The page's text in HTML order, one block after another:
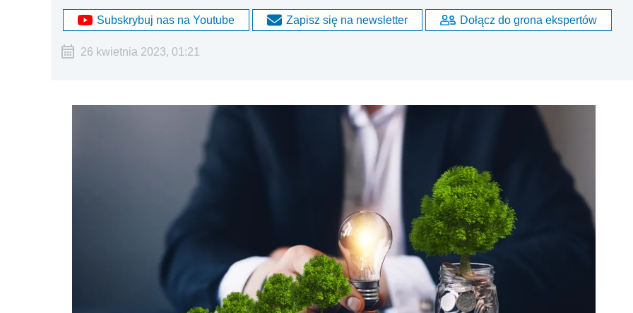
Subskrybuj nas na Youtube Zapisz się na newsletter Dołącz do grona ekspertów
26 kwietnia 2023, 01:21